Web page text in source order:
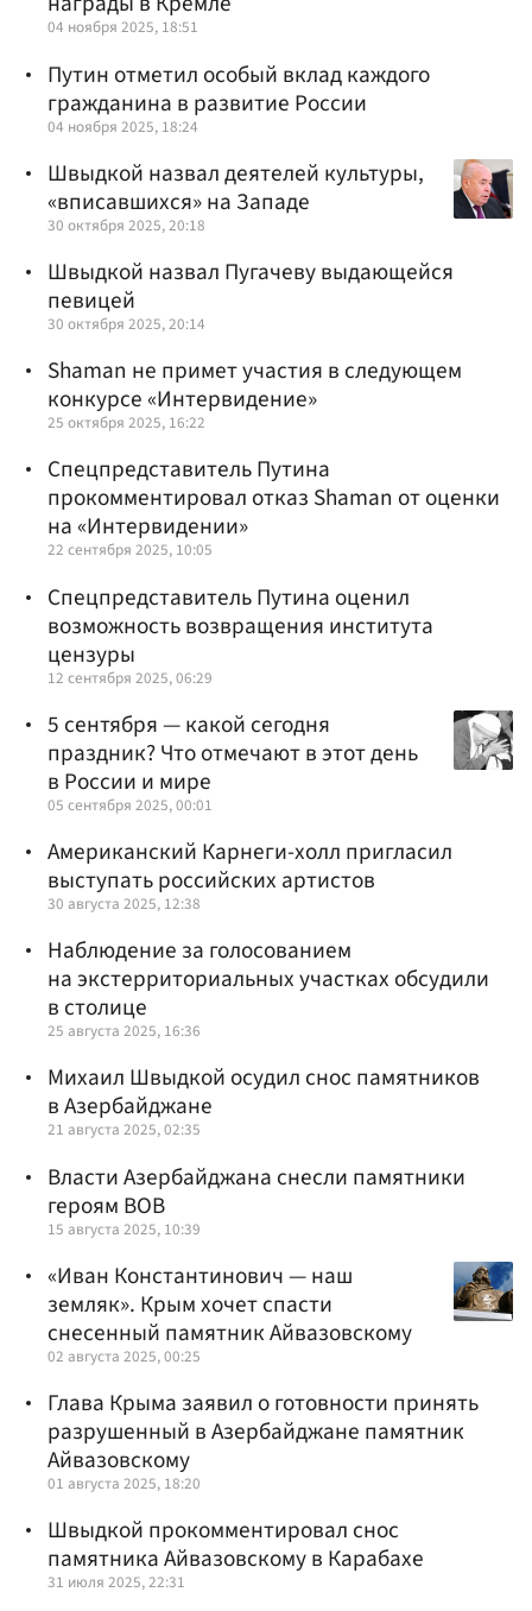
04 ноября 2025, 18:51
Путин отметил особый вклад каждого
гражданина в развитие России
04 ноября 2025, 18:24
Швыдкой назвал деятелей культуры,
«вписавшихся» на Западе
30 октября 2025, 20:18
Швыдкой назвал Пугачеву выдающейся
певицей
30 октября 2025, 20:14
Shaman не примет участия в следующем
конкурсе «Интервидение»
25 октября 2025, 16:22
Спецпредставитель Путина
прокомментировал отказ Shaman от оценки
на «Интервидении»
22 сентября 2025, 10:05
Спецпредставитель Путина оценил
возможность возвращения института
цензуры
12 сентября 2025, 06:29
5 сентября — какой сегодня
праздник? Что отмечают в этот день
в России и мире
05 сентября 2025, 00:01
Американский Карнеги-холл пригласил
выступать российских артистов
30 августа 2025, 12:38
Наблюдение за голосованием
на экстерриториальных участках обсудили
в столице
25 августа 2025, 16:36
Михаил Швыдкой осудил снос памятников
в Азербайджане
21 августа 2025, 02:35
Власти Азербайджана снесли памятники
героям ВОВ
15 августа 2025, 10:39
«Иван Константинович — наш
земляк». Крым хочет спасти
снесенный памятник Айвазовскому
02 августа 2025, 00:25
Глава Крыма заявил о готовности принять
разрушенный в Азербайджане памятник
Айвазовскому
01 августа 2025, 18:20
Швыдкой прокомментировал снос
памятника Айвазовскому в Карабахе
31 июля 2025, 22:31